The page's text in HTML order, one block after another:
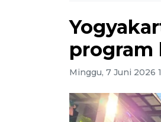
program
Minggu, 7 Juni 2026